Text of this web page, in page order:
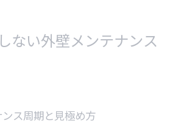
選びと失敗しないポイント
ない外壁メンテナンス
ス周期と見極め方